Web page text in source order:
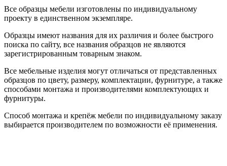
Все образцы мебели изготовлены по индивидуальному
проекту в единственном экземпляре.
Образцы имеют названия для их различия и более быстрого
поиска по сайту, все названия образцов не являются
зарегистрированным товарным знаком.
Все мебельные изделия могут отличаться от представленных
образцов по цвету, размеру, комплектации, фурнитуре, а также
способами монтажа и производителями комплектующих и
фурнитуры.
Способ монтажа и крепёж мебели по индивидуальному заказу
выбирается производителем по возможности её применения.